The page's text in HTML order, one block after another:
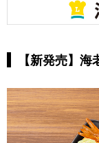
【新発売】